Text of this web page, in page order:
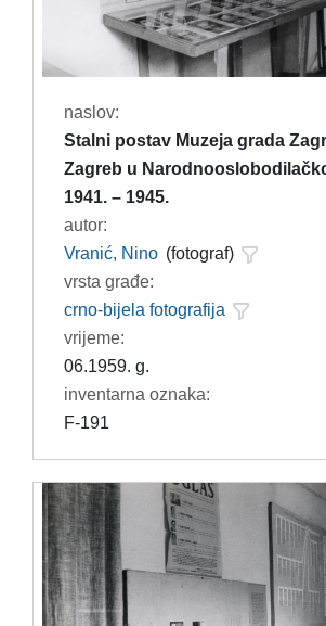
naslov:
Stalni postav Muzeja grada
Zagreb u
1941. – 1945.
autor:
Vranić, Nino (fotograf)
vrsta građe:
crno-bijela fotografija
vrijeme:
06.1959. g.
inventarna oznaka:
F-191